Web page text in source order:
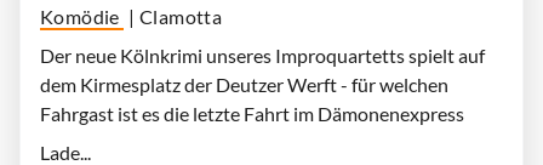
Komödie | Clamotta
Der neue Kölnkrimi unseres Improquartetts spielt auf
dem Kirmesplatz der Deutzer Werft - für welchen
Fahrgast ist es die letzte Fahrt im Dämonenexpress
Lade...